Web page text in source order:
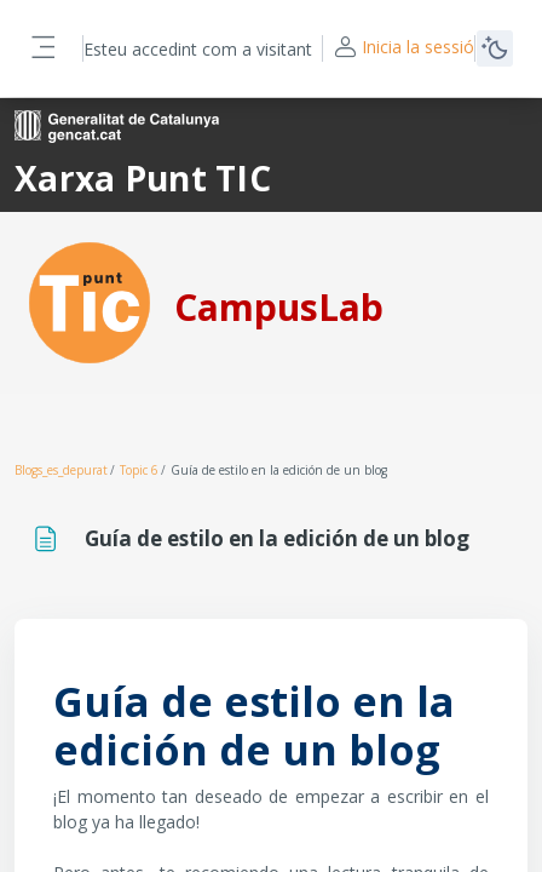
Xarxa Punt TIC
CampusLab
Esteu accedint com a visitant Inicia la sessió
Blogs_es_depurat Topic 6 Guía de estilo en la edición de un blog
Guía de estilo en la edición de un blog
Guía de estilo en la
edición de un blog
¡El momento tan deseado de empezar a escribir en el
blog ya ha llegado!